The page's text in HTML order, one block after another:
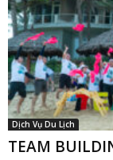
Dịch Vụ Du Lịch
TEAM